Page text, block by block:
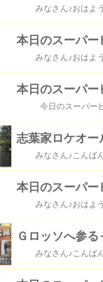
本日のスーパー
本日のスーパー
志葉家ロケオー
本日のスーパー
Ｇロッソへ参る